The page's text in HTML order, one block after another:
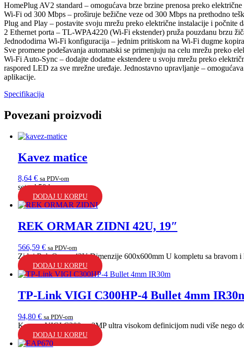
HomePlug AV2 standard – omogućava brze brzine prenosa preko
Wi-Fi od 300 Mbps – proširuje bežične veze od 300 Mbps na prethodno
Plug and Play – postavite svoju mrežu preko električne instalacije i
2 Ethernet porta – TL-WPA4220 (Wi-Fi ekstender) pruža pouzdanu brzu
Jednododirna Wi-Fi konfiguracija – jednim pritiskom na Wi-Fi dugme
Sve promene podešavanja automatski se primenjuju na celu mrežu preko
Wi-Fi Auto-Sync – dodajte dodatne ekstendere u svoju mrežu preko
raspored LED za sve mrežne uređaje. Jednostavno upravljanje –
aplikacije.
Specifikacija
Povezani proizvodi
Kavez matice
8,64 € sa PDV-om
set od 50 kom...
DODAJ U KORPU
REK ORMAR ZIDNI 42U, 19″
566,59 € sa PDV-om
Zidni Rek Ormar 42U Dimenzije 600x600mm U kompletu sa bravom i
DODAJ U KORPU
TP-Link VIGI C300HP-4 Bullet 4mm
94,80 € sa PDV-om
Kamera VIGI C300 sa 3MP ultra visokom definicijom nudi više nego
DODAJ U KORPU